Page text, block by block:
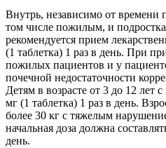
Внутрь, независимо от
том числе пожилым, и
рекомендуется прием
(1 таблетка) 1 раз в день. При
пожилых пациентов и у
почечной недостаточности
Детям в возрасте от 3 до 12 лет
мг (1 таблетка) 1 раз в день.
более 30 кг с тяжелым
начальная доза должна
день.